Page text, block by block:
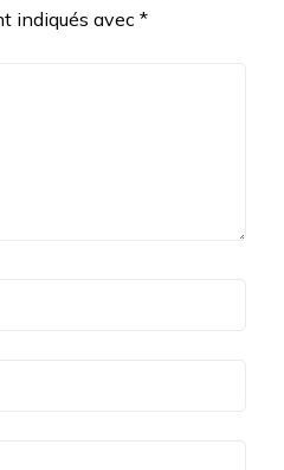
indiqués avec *